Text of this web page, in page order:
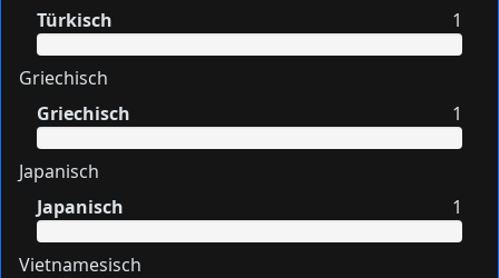
Türkisch
1
Griechisch
Griechisch
1
Japanisch
Japanisch
1
Vietnamesisch